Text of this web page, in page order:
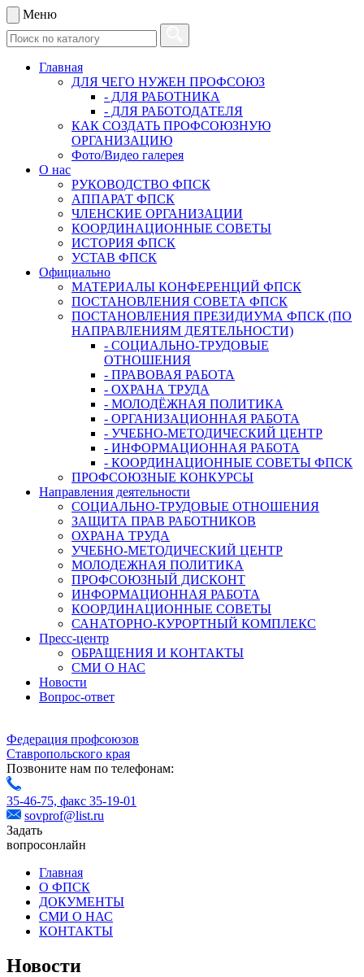
Меню
Главная
ДЛЯ ЧЕГО НУЖЕН ПРОФСОЮЗ
- ДЛЯ РАБОТНИКА
- ДЛЯ РАБОТОДАТЕЛЯ
КАК СОЗДАТЬ ПРОФСОЮЗНУЮ
ОРГАНИЗАЦИЮ
Фото/Видео галерея
О нас
РУКОВОДСТВО ФПСК
АППАРАТ ФПСК
ЧЛЕНСКИЕ ОРГАНИЗАЦИИ
КООРДИНАЦИОННЫЕ СОВЕТЫ
ИСТОРИЯ ФПСК
УСТАВ ФПСК
Официально
МАТЕРИАЛЫ КОНФЕРЕНЦИЙ ФПСК
ПОСТАНОВЛЕНИЯ СОВЕТА ФПСК
ПОСТАНОВЛЕНИЯ ПРЕЗИДИУМА ФПСК (ПО
НАПРАВЛЕНИЯМ ДЕЯТЕЛЬНОСТИ)
- СОЦИАЛЬНО-ТРУДОВЫЕ
ОТНОШЕНИЯ
- ПРАВОВАЯ РАБОТА
- ОХРАНА ТРУДА
- МОЛОДЁЖНАЯ ПОЛИТИКА
- ОРГАНИЗАЦИОННАЯ РАБОТА
- УЧЕБНО-МЕТОДИЧЕСКИЙ ЦЕНТР
- ИНФОРМАЦИОННАЯ РАБОТА
- КООРДИНАЦИОННЫЕ СОВЕТЫ ФПСК
ПРОФСОЮЗНЫЕ КОНКУРСЫ
Направления деятельности
СОЦИАЛЬНО-ТРУДОВЫЕ ОТНОШЕНИЯ
ЗАЩИТА ПРАВ РАБОТНИКОВ
ОХРАНА ТРУДА
УЧЕБНО-МЕТОДИЧЕСКИЙ ЦЕНТР
МОЛОДЕЖНАЯ ПОЛИТИКА
ПРОФСОЮЗНЫЙ ДИСКОНТ
ИНФОРМАЦИОННАЯ РАБОТА
КООРДИНАЦИОННЫЕ СОВЕТЫ
САНАТОРНО-КУРОРТНЫЙ КОМПЛЕКС
Пресс-центр
ОБРАЩЕНИЯ И КОНТАКТЫ
СМИ О НАС
Новости
Вопрос-ответ
Федерация профсоюзов
Ставропольского края
Позвоните нам по телефонам:
35-46-75, факс 35-19-01
sovprof@list.ru
Задать
вопросонлайн
Главная
О ФПСК
ДОКУМЕНТЫ
СМИ О НАС
КОНТАКТЫ
Новости